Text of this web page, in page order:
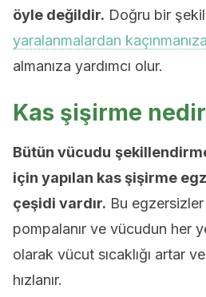
öyle değildir. Doğru bir
yaralanmalardan kaçınmanıza
almanıza yardımcı olur.
Kas şişirme
Bütün vücudu
için yapılan kas şişirme
çeşidi vardır. Bu egzersizler
pompalanır ve vücudun her
olarak vücut sıcaklığı artar
hızlanır.